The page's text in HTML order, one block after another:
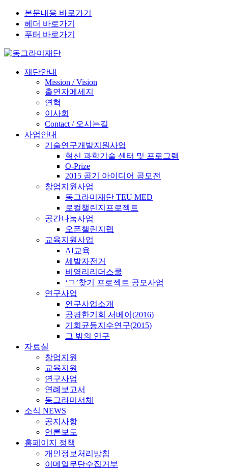
본문내용 바로가기
헤더 바로가기
푸터 바로가기
재단안내
Mission / Vision
출연자메세지
연혁
이사회
Contact / 오시는길
사업안내
기술연구개발지원사업
혁신 과학기술 센터 및 프로그램
O-Prize
2015 공기 아이디어 공모전
창업지원사업
동그라미재단 TEU MED
로컬챌린지프로젝트
공간나눔사업
오픈챌린지랩
교육지원사업
AI교육
세발자전거
비영리리더스쿨
‘ㄱ’찾기 프로젝트 공모사업
연구사업
연구사업소개
공평한기회 서베이(2016)
기회균등지수연구(2015)
그 밖의 연구
자료실
창업지원
교육지원
연구사업
연례보고서
동그라미서체
소식 NEWS
공지사항
언론보도
홈페이지 정책
개인정보처리방침
이메일무단수집거부